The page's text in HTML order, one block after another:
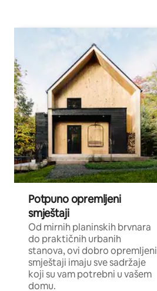
Potpuno opremljeni
smještaji
Od mirnih planinskih brvnara
do praktičnih urbanih
stanova, ovi dobro opremljeni
smještaji imaju sve sadržaje
koji su vam potrebni u vašem
domu.